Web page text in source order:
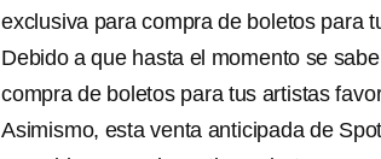
exclusiva para compra de boletos para
Debido a que hasta el momento se
compra de boletos para tus artistas
Asimismo, esta venta anticipada de